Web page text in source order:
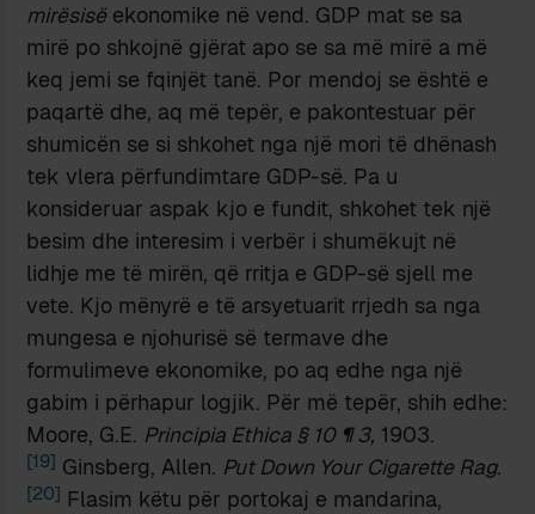
mirësisë ekonomike në vend. GDP mat se sa
mirë po shkojnë gjërat apo se sa më mirë a më
keq jemi se fqinjët tanë. Por mendoj se është e
paqartë dhe, aq më tepër, e pakontestuar për
shumicën se si shkohet nga një mori të dhënash
tek vlera përfundimtare GDP-së. Pa u
konsideruar aspak kjo e fundit, shkohet tek një
besim dhe interesim i verbër i shumëkujt në
lidhje me të mirën, që rritja e GDP-së sjell me
vete. Kjo mënyrë e të arsyetuarit rrjedh sa nga
mungesa e njohurisë së termave dhe
formulimeve ekonomike, po aq edhe nga një
gabim i përhapur logjik. Për më tepër, shih edhe:
Moore, G.E. Principia Ethica § 10 ¶ 3, 1903.
[19] Ginsberg, Allen. Put Down Your Cigarette Rag.
[20] Flasim këtu për portokaj e mandarina,